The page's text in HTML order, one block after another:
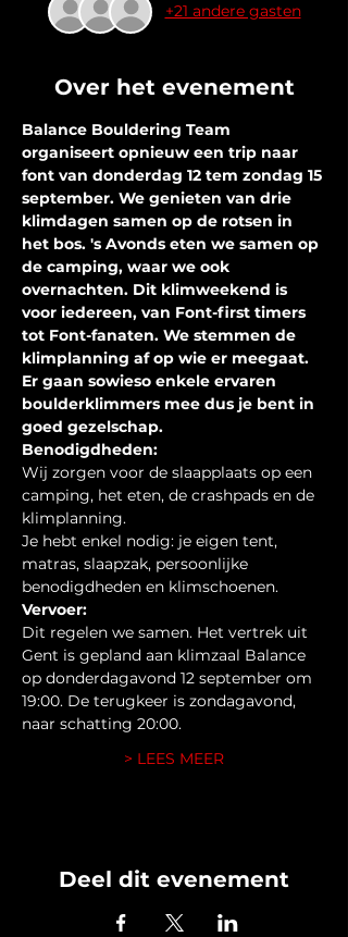
+21 andere gasten
Over het evenement
Balance Bouldering Team
organiseert opnieuw een trip naar
font van donderdag 12 tem zondag 15
september. We genieten van drie
klimdagen samen op de rotsen in
het bos. 's Avonds eten we samen op
de camping, waar we ook
overnachten. Dit klimweekend is
voor iedereen, van Font-first timers
tot Font-fanaten. We stemmen de
klimplanning af op wie er meegaat.
Er gaan sowieso enkele ervaren
boulderklimmers mee dus je bent in
goed gezelschap.
Benodigdheden:
Wij zorgen voor de slaapplaats op een
camping, het eten, de crashpads en de
klimplanning.
Je hebt enkel nodig: je eigen tent,
matras, slaapzak, persoonlijke
benodigdheden en klimschoenen.
Vervoer:
Dit regelen we samen. Het vertrek uit
Gent is gepland aan klimzaal Balance
op donderdagavond 12 september om
19:00. De terugkeer is zondagavond,
naar schatting 20:00.
> LEES MEER
Deel dit evenement